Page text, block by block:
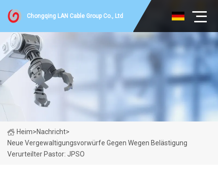
Chongqing LAN Cable Group Co., Ltd
Heim>Nachricht>
Neue Vergewaltigungsvorwürfe Gegen Wegen Belästigung
Verurteilter Pastor: JPSO